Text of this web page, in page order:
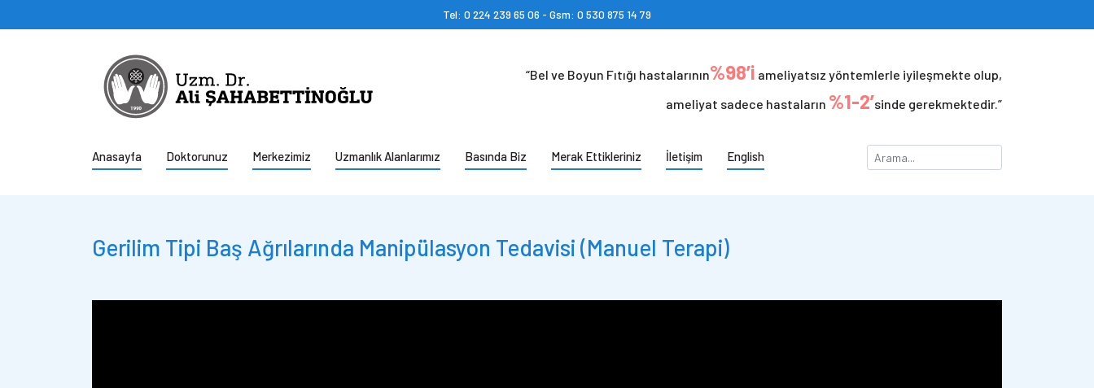
Tel: 0 224 239 65 06 - Gsm: 0 530 875 14 79
“Bel ve Boyun Fıtığı hastalarının%98’i ameliyatsız yöntemlerle iyileşmekte olup,
ameliyat sadece hastaların %1-2’sinde gerekmektedir.”
Anasayfa Doktorunuz Merkezimiz Uzmanlık Alanlarımız Basında Biz Merak Ettikleriniz İletişim English
Gerilim Tipi Baş Ağrılarında Manipülasyon Tedavisi (Manuel Terapi)